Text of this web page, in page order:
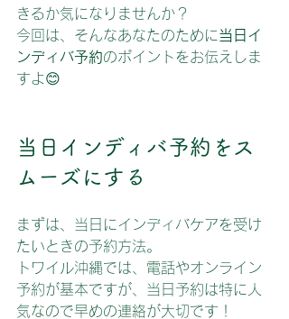
きるか気になりませんか？
今回は、そんなあなたのために当日イ
ンディバ予約のポイントをお伝えしま
すよ😊
当日インディバ予約をス
ムーズにする
まずは、当日にインディバケアを受け
たいときの予約方法。
トワイル沖縄では、電話やオンライン
予約が基本ですが、当日予約は特に人
気なので早めの連絡が大切です！